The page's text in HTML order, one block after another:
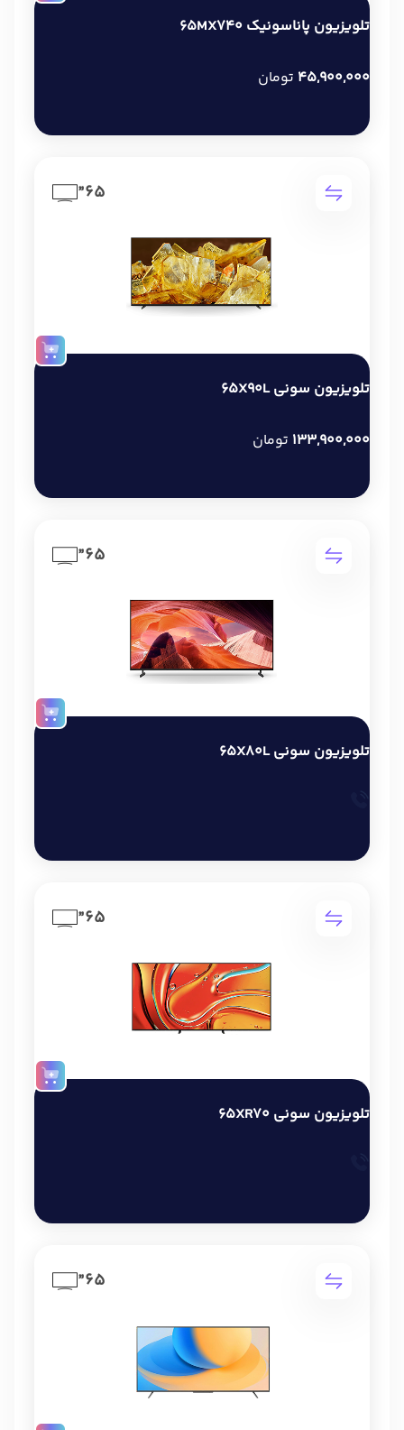
تلویزیون پاناسونیک 65MX740
45,900,000 تومان
65”
تلویزیون سونی 65X90L
133,900,000 تومان
65”
تلویزیون سونی 65X80L
65”
تلویزیون سونی 65XR70
65”